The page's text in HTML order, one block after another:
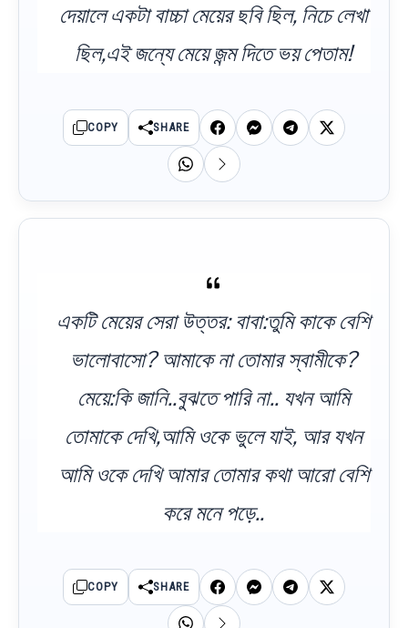
দেয়ালে একটা বাচ্চা মেয়ের ছবি ছিল, নিচে লেখা
ছিল,এই জন্যে মেয়ে জন্ম দিতে ভয় পেতাম!
COPY SHARE
একটি মেয়ের সেরা উত্তর: বাবা:তুমি কাকে বেশি
ভালোবাসো? আমাকে না তোমার স্বামীকে?
মেয়ে:কি জানি..বুঝতে পারি না.. যখন আমি
তোমাকে দেখি,আমি ওকে ভুলে যাই, আর যখন
আমি ওকে দেখি আমার তোমার কথা আরো বেশি
করে মনে পড়ে..
COPY SHARE